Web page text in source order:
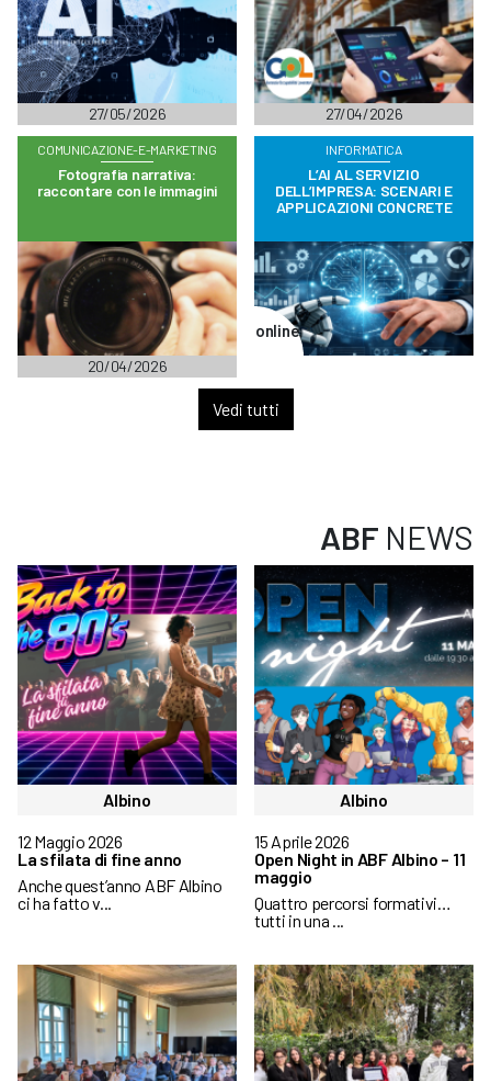
27/05/2026 27/04/2026
COMUNICAZIONE-E-MARKETING
Fotografia narrativa:
raccontare con le immagini
20/04/2026
INFORMATICA
L’AI AL SERVIZIO
DELL’IMPRESA: SCENARI E
APPLICAZIONI CONCRETE
online
Vedi tutti
ABF NEWS
Albino
12 Maggio 2026
La sfilata di fine anno
Anche quest’anno ABF Albino
ci ha fatto v...
Albino
15 Aprile 2026
Open Night in ABF Albino – 11
maggio
Quattro percorsi formativi…
tutti in una ...